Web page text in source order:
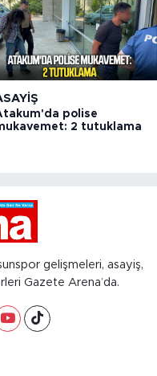
polise
2 tutuklama
gelişmeleri, asayiş,
Gazete Arena’da.